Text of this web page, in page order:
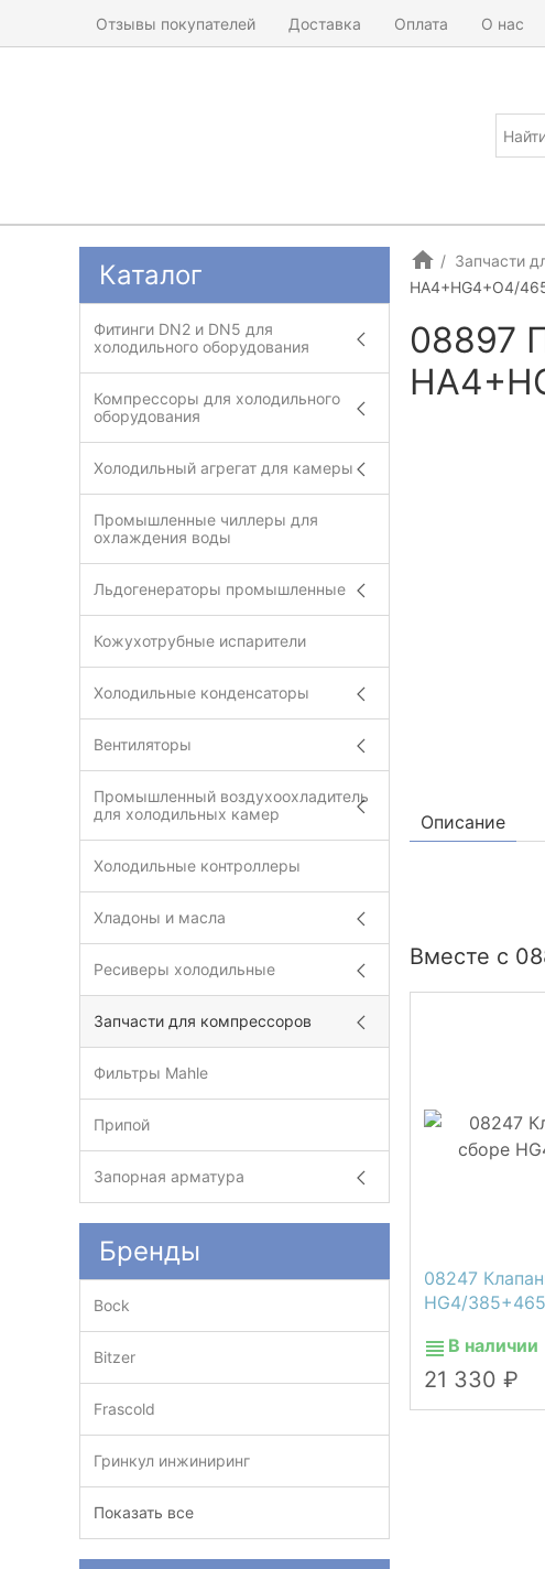
Отзывы покупателей Доставка Оплата О нас
Запчасти
HA4+HG4+O4/
08897
Описание
Вместе с
08247
HG4/
В наличии
21 330
Каталог
Фитинги DN2 и DN5 для
холодильного оборудования
Компрессоры для холодильного
оборудования
Холодильный агрегат для камеры
Промышленные чиллеры для
охлаждения воды
Льдогенераторы промышленные
Кожухотрубные испарители
Холодильные конденсаторы
Вентиляторы
Промышленный воздухоохладитель
для холодильных камер
Холодильные контроллеры
Хладоны и масла
Ресиверы холодильные
Запчасти для компрессоров
Фильтры Mahle
Припой
Запорная арматура
Бренды
Bock
Bitzer
Frascold
Гринкул инжиниринг
Показать все